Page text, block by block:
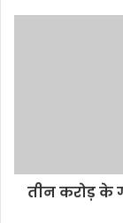
तीन करोड़ के